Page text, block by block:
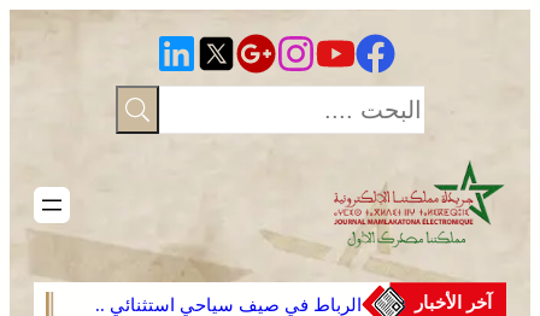
آخر الأخبار
الرباط في صيف سياحي استثنائي ..